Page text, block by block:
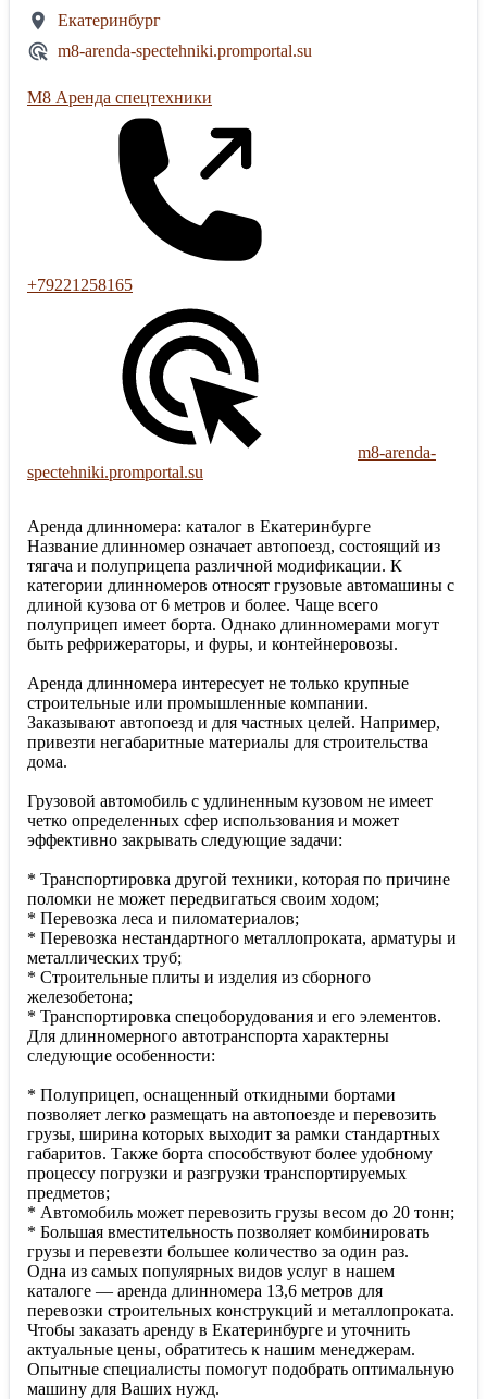
Екатеринбург
m8-arenda-spectehniki.promportal.su
М8 Аренда спецтехники
+79221258165
m8-arenda-
spectehniki.promportal.su
Аренда длинномера: каталог в Екатеринбурге
Название длинномер означает автопоезд, состоящий из
тягача и полуприцепа различной модификации. К
категории длинномеров относят грузовые автомашины с
длиной кузова от 6 метров и более. Чаще всего
полуприцеп имеет борта. Однако длинномерами могут
быть рефрижераторы, и фуры, и контейнеровозы.
Аренда длинномера интересует не только крупные
строительные или промышленные компании.
Заказывают автопоезд и для частных целей. Например,
привезти негабаритные материалы для строительства
дома.
Грузовой автомобиль с удлиненным кузовом не имеет
четко определенных сфер использования и может
эффективно закрывать следующие задачи:
* Транспортировка другой техники, которая по причине
поломки не может передвигаться своим ходом;
* Перевозка леса и пиломатериалов;
* Перевозка нестандартного металлопроката, арматуры и
металлических труб;
* Строительные плиты и изделия из сборного
железобетона;
* Транспортировка спецоборудования и его элементов.
Для длинномерного автотранспорта характерны
следующие особенности:
* Полуприцеп, оснащенный откидными бортами
позволяет легко размещать на автопоезде и перевозить
грузы, ширина которых выходит за рамки стандартных
габаритов. Также борта способствуют более удобному
процессу погрузки и разгрузки транспортируемых
предметов;
* Автомобиль может перевозить грузы весом до 20 тонн;
* Большая вместительность позволяет комбинировать
грузы и перевезти большее количество за один раз.
Одна из самых популярных видов услуг в нашем
каталоге — аренда длинномера 13,6 метров для
перевозки строительных конструкций и металлопроката.
Чтобы заказать аренду в Екатеринбурге и уточнить
актуальные цены, обратитесь к нашим менеджерам.
Опытные специалисты помогут подобрать оптимальную
машину для Ваших нужд.